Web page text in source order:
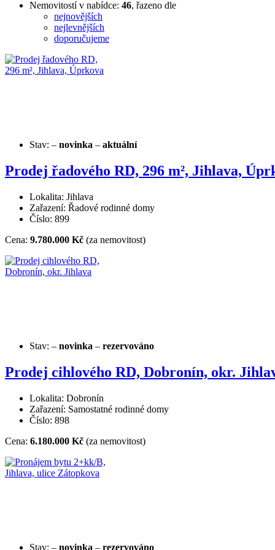
Nemovitostí v nabídce: 46, řazeno dle
nejnovějších
nejlevnějších
doporučujeme
Stav: – novinka – aktuální
Prodej řadového RD, 296 m², Jihlava,
Lokalita: Jihlava
Zařazení: Řadové rodinné domy
Číslo: 899
Cena: 9.780.000 Kč (za nemovitost)
Stav: – novinka – rezervováno
Prodej cihlového RD, Dobronín, okr.
Lokalita: Dobronín
Zařazení: Samostatné rodinné domy
Číslo: 898
Cena: 6.180.000 Kč (za nemovitost)
Stav: – novinka – rezervováno